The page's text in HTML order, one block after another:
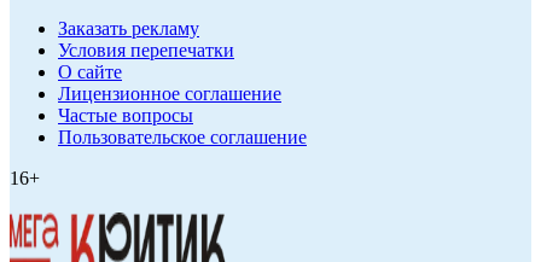
Заказать рекламу
Условия перепечатки
О сайте
Лицензионное соглашение
Частые вопросы
Пользовательское соглашение
16+